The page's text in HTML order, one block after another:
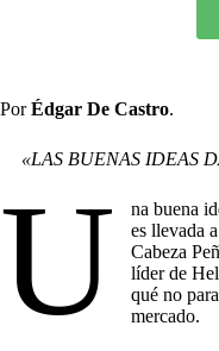
PorÉdgar De Castro.
«LAS BUENAS IDEAS
U
na buena
es llevada
Cabeza
líder de
qué no
mercado.